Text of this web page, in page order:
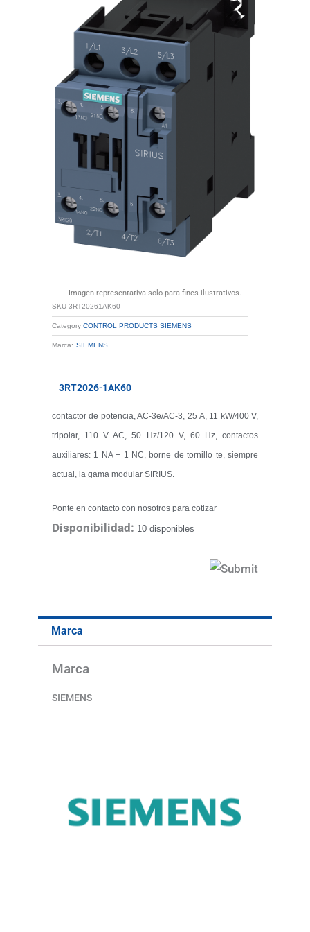
Imagen representativa solo para fines ilustrativos.
SKU 3RT20261AK60
Category CONTROL PRODUCTS SIEMENS
Marca: SIEMENS
3RT2026-1AK60
contactor de potencia, AC-3e/AC-3, 25 A, 11 kW/400 V,
tripolar, 110 V AC, 50 Hz/120 V, 60 Hz, contactos
auxiliares: 1 NA + 1 NC, borne de tornillo te, siempre
actual, la gama modular SIRIUS.
Ponte en contacto con nosotros para cotizar
Disponibilidad: 10 disponibles
Marca
Marca
SIEMENS